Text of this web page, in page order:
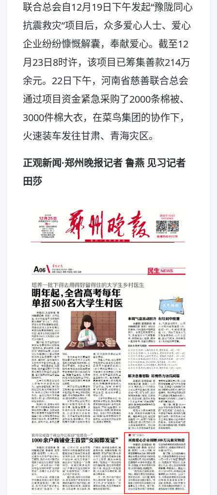
联合总会自12月19日下午发起“豫陇同心
抗震救灾”项目后，众多爱心人士、爱心
企业纷纷慷慨解囊，奉献爱心。截至12
月23日8时许，该项目已筹集善款214万
余元。22日下午，河南省慈善联合总会
通过项目资金紧急采购了2000条棉被、
3000件棉大衣，在菜鸟集团的协作下，
火速装车发往甘肃、青海灾区。
正观新闻·郑州晚报记者 鲁燕 见习记者
田莎